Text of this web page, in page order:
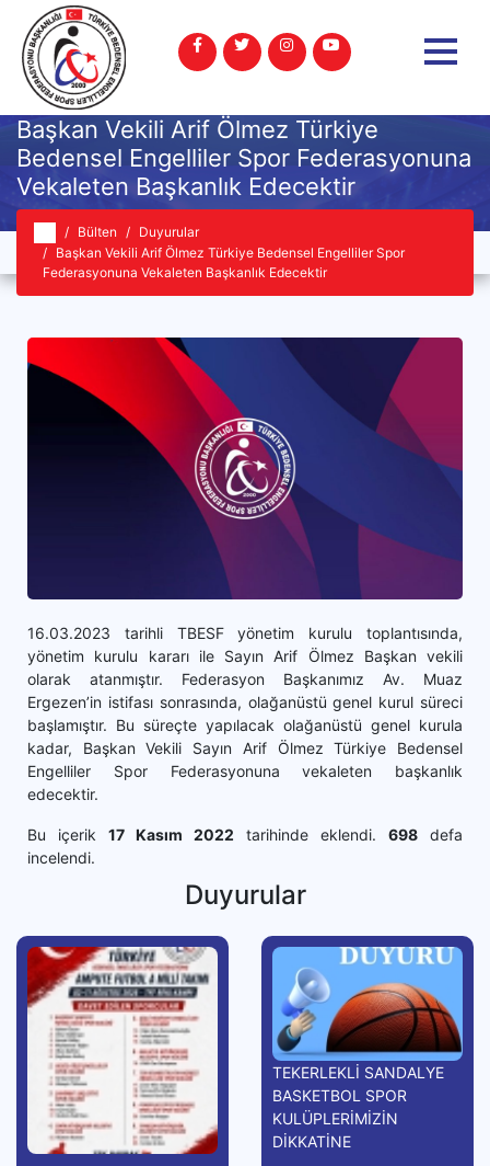
Başkan Vekili Arif Ölmez Türkiye
Bedensel Engelliler Spor Federasyonuna
Vekaleten Başkanlık Edecektir
Bülten
Duyurular
Başkan Vekili Arif Ölmez Türkiye Bedensel Engelliler Spor
Federasyonuna Vekaleten Başkanlık Edecektir
16.03.2023 tarihli TBESF yönetim kurulu toplantısında,
yönetim kurulu kararı ile Sayın Arif Ölmez Başkan vekili
olarak atanmıştır. Federasyon Başkanımız Av. Muaz
Ergezen’in istifası sonrasında, olağanüstü genel kurul süreci
başlamıştır. Bu süreçte yapılacak olağanüstü genel kurula
kadar, Başkan Vekili Sayın Arif Ölmez Türkiye Bedensel
Engelliler Spor Federasyonuna vekaleten başkanlık
edecektir.
Bu içerik 17 Kasım 2022 tarihinde eklendi. 698 defa
incelendi.
Duyurular
TEKERLEKLİ SANDALYE
BASKETBOL SPOR
KULÜPLERİMİZİN
DİKKATİNE